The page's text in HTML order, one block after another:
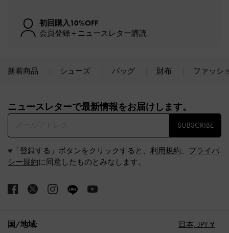
初回購入10%OFF
会員登録＋ニュースレター購読
新着商品 シューズ バッグ 財布 ファッシ
ニュースレターで最新情報をお届けします。​
SUBSCRIBE
※「登録する」ボタンをクリックすると、 利用規約、 プライバ
シー規約に同意したものとみなします。
国/地域: 日本, JPY ¥